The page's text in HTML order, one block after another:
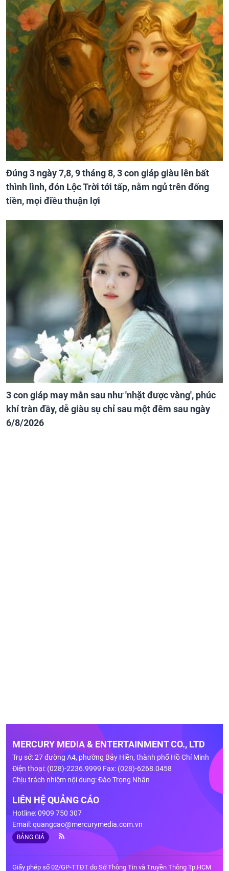
Đúng 3 ngày 7,8, 9 tháng 8, 3 con giáp giàu lên bất
thình lình, đón Lộc Trời tới tấp, nằm ngủ trên đống
tiền, mọi điều thuận lợi
3 con giáp may mắn sau như 'nhặt được vàng', phúc
khí tràn đầy, dễ giàu sụ chỉ sau một đêm sau ngày
6/8/2026
MERCURY MEDIA & ENTERTAINMENT CO., LTD
Trụ sở: 27 đường A4, phường Bảy Hiền, thành phố Hồ Chí Minh
Điện thoại: (028)-2236.9999 Fax: (028)-6268.0458
Chịu trách nhiệm nội dung: Đào Trọng Nhân
LIÊN HỆ QUẢNG CÁO
Hotline: 0909 750 307
Email:quangcao@mercurymedia.com.vn
BẢNG GIÁ
Giấy phép số 02/GP-TTĐT do Sở Thông Tin và Truyền Thông Tp.HCM